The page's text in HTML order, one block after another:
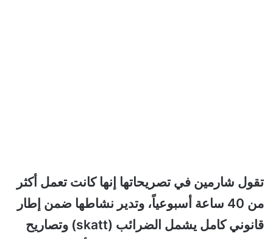
تقول شارمين في تصريحاتها إنها كانت تعمل أكثر
من 40 ساعة أسبوعياً، وتدير نشاطها ضمن إطار
قانوني كامل يشمل الضرائب (skatt) وتصاريح